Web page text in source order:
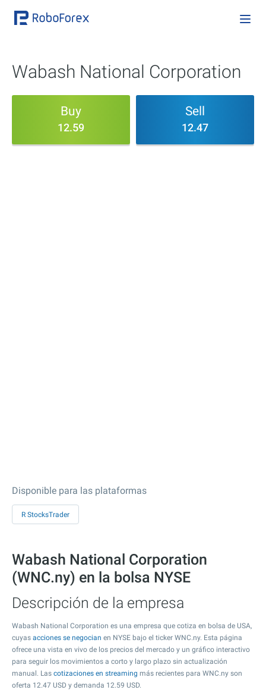
Wabash National Corporation
Buy
12.59
Sell
12.47
Disponible para las plataformas
R StocksTrader
Wabash National Corporation
(WNC.ny) en la bolsa NYSE
Descripción de la empresa
Wabash National Corporation es una empresa que cotiza en bolsa de USA,
cuyas acciones se negocian en NYSE bajo el ticker WNC.ny. Esta página
ofrece una vista en vivo de los precios del mercado y un gráfico interactivo
para seguir los movimientos a corto y largo plazo sin actualización
manual. Las cotizaciones en streaming más recientes para WNC.ny son
oferta 12.47 USD y demanda 12.59 USD.